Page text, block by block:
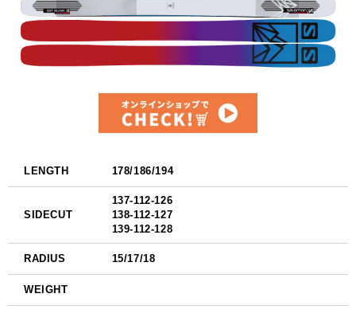
LENGTH 178/186/194
SIDECUT
137-112-126
138-112-127
139-112-128
RADIUS 15/17/18
WEIGHT